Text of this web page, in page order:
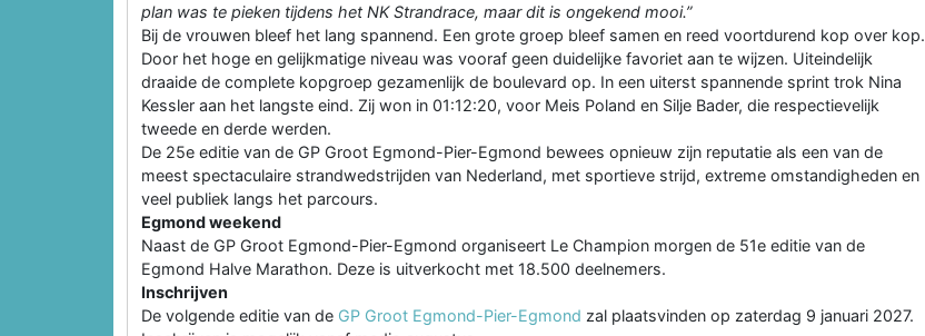
plan was te pieken tijdens het NK Strandrace, maar dit is ongekend mooi.”
Bij de vrouwen bleef het lang spannend. Een grote groep bleef samen en reed voortdurend kop over kop.
Door het hoge en gelijkmatige niveau was vooraf geen duidelijke favoriet aan te wijzen. Uiteindelijk
draaide de complete kopgroep gezamenlijk de boulevard op. In een uiterst spannende sprint trok Nina
Kessler aan het langste eind. Zij won in 01:12:20, voor Meis Poland en Silje Bader, die respectievelijk
tweede en derde werden.
De 25e editie van de GP Groot Egmond-Pier-Egmond bewees opnieuw zijn reputatie als een van de
meest spectaculaire strandwedstrijden van Nederland, met sportieve strijd, extreme omstandigheden en
veel publiek langs het parcours.
Egmond weekend
Naast de GP Groot Egmond-Pier-Egmond organiseert Le Champion morgen de 51e editie van de
Egmond Halve Marathon. Deze is uitverkocht met 18.500 deelnemers.
Inschrijven
De volgende editie van de GP Groot Egmond-Pier-Egmond zal plaatsvinden op zaterdag 9 januari 2027.